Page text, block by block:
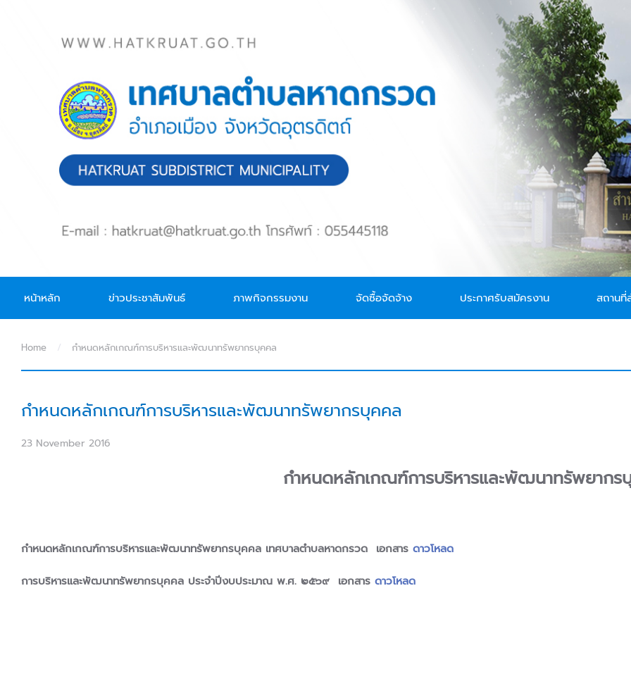
หน้าหลัก ข่าวประชาสัมพันธ์ ภาพกิจกรรมงาน จัดซื้อจัดจ้าง ประกาศรับสมัครงาน สถาน
Home กำหนดหลักเกณฑ์การบริหารและพัฒนาทรัพยากรบุคคล
กำหนดหลักเกณฑ์การบริหารและพัฒนาทรัพยากรบุคคล
23 November 2016
กำหนดหลักเกณฑ์การบริหารและพัฒนาทรัพยากร
กำหนดหลักเกณฑ์การบริหารและพัฒนาทรัพยากรบุคคล เทศบาลตำบลหาดกรวด เอกสาร ดาวโหลด
การบริหารและพัฒนาทรัพยากรบุคคล ประจำปีงบประมาณ พ.ศ. ๒๕๖๙ เอกสาร ดาวโหลด